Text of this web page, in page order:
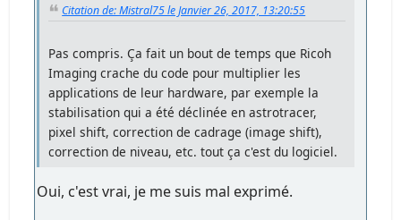
Citation de: Mistral75 le Janvier 26, 2017, 13:20:55
Pas compris. Ça fait un bout de temps que Ricoh
Imaging crache du code pour multiplier les
applications de leur hardware, par exemple la
stabilisation qui a été déclinée en astrotracer,
pixel shift, correction de cadrage (image shift),
correction de niveau, etc. tout ça c'est du logiciel.
Oui, c'est vrai, je me suis mal exprimé.